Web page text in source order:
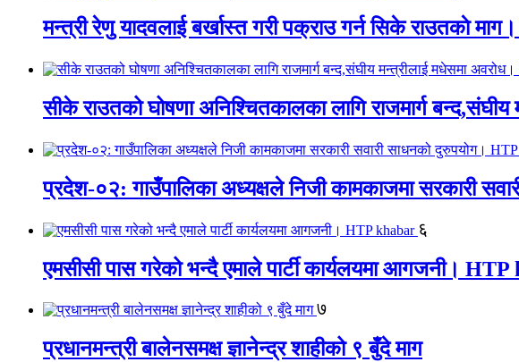
मन्त्री रेणु यादवलाई बर्खास्त गरी पक्राउ गर्न सिके राउतकाे
सीके राउतको घोषणा अनिश्चितकालका लागि राजमार्ग
प्रदेश-०२: गाउँपालिका अध्यक्षले निजी कामकाजमा सरकारी
६
एमसीसी पास गरेको भन्दै एमाले पार्टी कार्यलयमा आगजनी।
७
प्रधानमन्त्री बालेनसमक्ष ज्ञानेन्द्र शाहीको ९ बुँदे माग